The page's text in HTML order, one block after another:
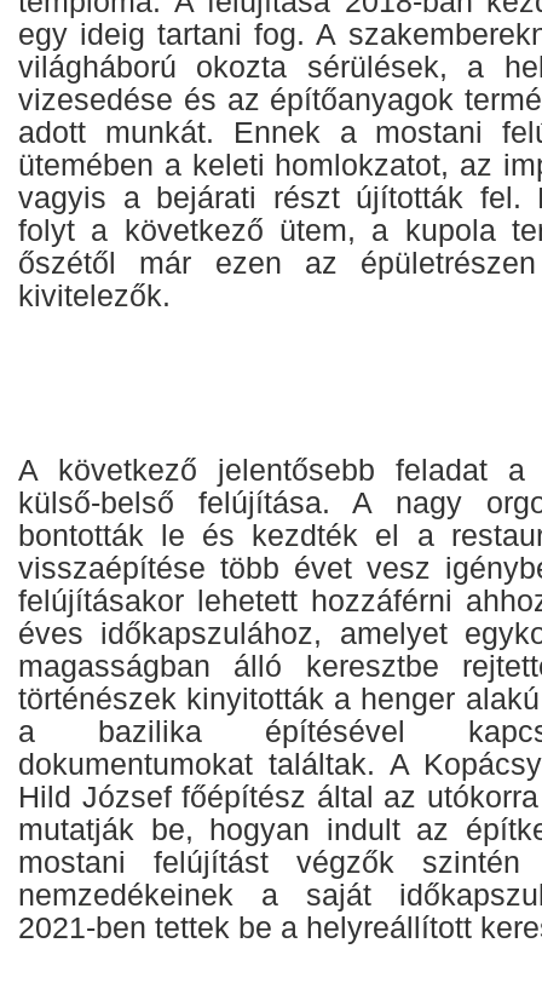
egy ideig tartani fog. A
világháború okozta sérülések, a
vizesedése és az építőanyagok
adott munkát. Ennek a mostani
ütemében a keleti homlokzatot, az
vagyis a bejárati részt újították fel.
folyt a következő ütem, a kupola
őszétől már ezen az
kivitelezők.
A következő jelentősebb feladat a
külső-belső felújítása. A nagy
bontották le és kezdték el a
visszaépítése több évet vesz
felújításakor lehetett hozzáférni
éves időkapszulához, amelyet
magasságban álló keresztbe
történészek kinyitották a henger
a bazilika építésével
dokumentumokat találtak. A
Hild József főépítész által az
mutatják be, hogyan indult az
mostani felújítást végzők
nemzedékeinek a saját
2021-ben tettek be a helyreállított